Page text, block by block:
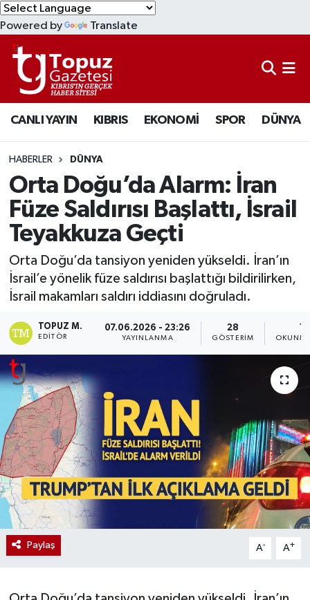
Powered by Translate
CANLI YAYIN KIBRIS EKONOMİ SPOR DÜNYA
HABERLER DÜNYA
Orta Doğu’da Alarm: İran
Füze Saldırısı Başlattı, İsrail
Teyakkuza Geçti
Orta Doğu’da tansiyon yeniden yükseldi. İran’ın
İsrail’e yönelik füze saldırısı başlattığı bildirilirken,
İsrail makamları saldırı iddiasını doğruladı.
TOPUZ M.
EDITÖR
07.06.2026 - 23:26
YAYINLANMA
28
GÖSTERIM
Paylaş A- A+
KIBRIS
DÜNYA
EKONOMİ
MAGAZİN
SAĞLIK
SPOR
TEKNOLOJİ
TÜRKİYE
Lefkoşa Nöbetçi Eczaneler
Lefkoşa Hava Durumu
Lefkoşa Trafik Yoğunluk Haritası
Süper Lig Puan Durumu ve Fikstür
Tüm Manşetler
Son Dakika Haberleri
Haber Arşivi